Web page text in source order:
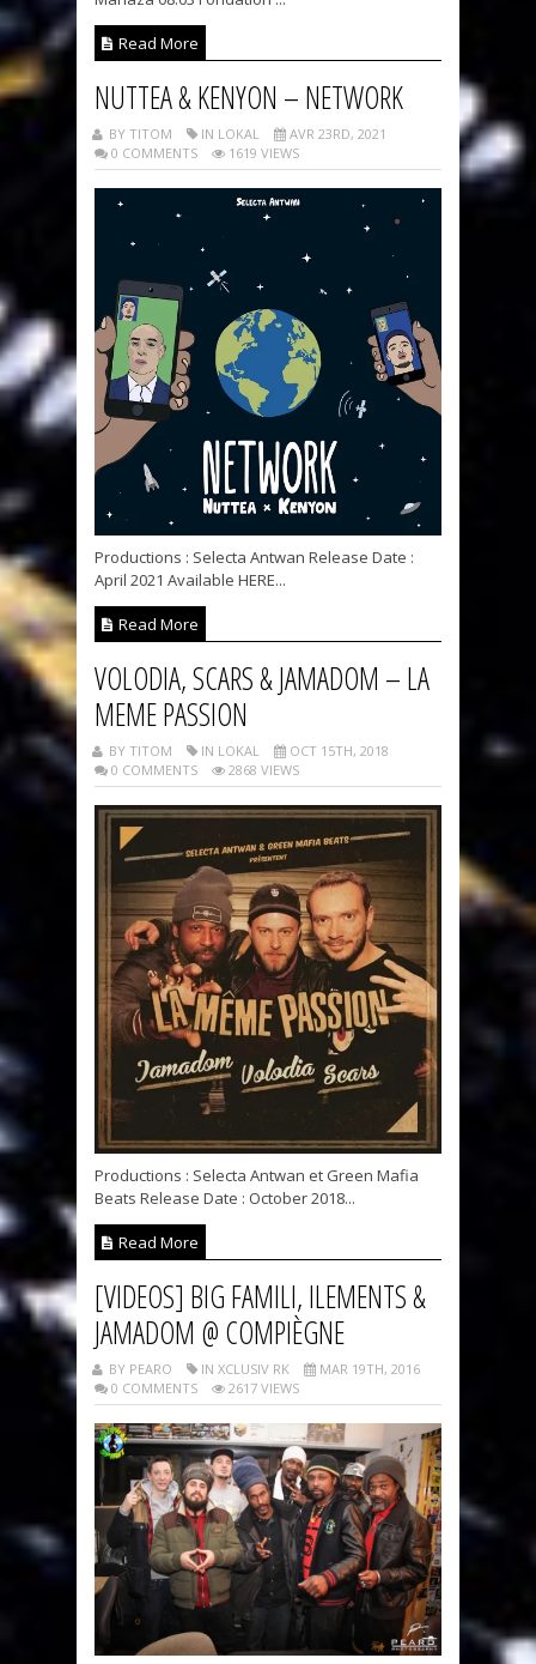
Read More
NUTTEA & KENYON – NETWORK
BY TITOM IN LOKAL
AVR 23RD, 2021
0 COMMENTS
1619 VIEWS
Productions : Selecta Antwan Release Date :
April 2021 Available HERE...
Read More
VOLODIA, SCARS & JAMADOM – LA
MEME PASSION
BY TITOM IN LOKAL
OCT 15TH, 2018
0 COMMENTS
2868 VIEWS
Productions : Selecta Antwan et Green Mafia
Beats Release Date : October 2018...
Read More
[VIDEOS] BIG FAMILI, ILEMENTS &
JAMADOM @ COMPIÈGNE
BY PEARO IN XCLUSIV RK
MAR 19TH, 2016
0 COMMENTS
2617 VIEWS